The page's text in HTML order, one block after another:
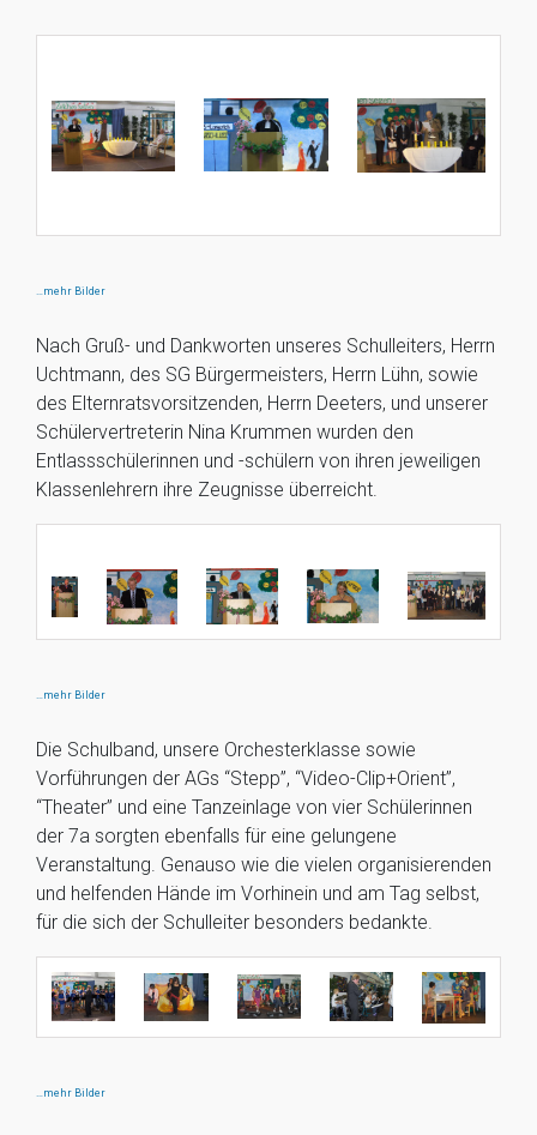
…mehr Bilder
Nach Gruß- und Dankworten unseres Schulleiters, Herrn
Uchtmann, des SG Bürgermeisters, Herrn Lühn, sowie
des Elternratsvorsitzenden, Herrn Deeters, und unserer
Schülervertreterin Nina Krummen wurden den
Entlassschülerinnen und -schülern von ihren jeweiligen
Klassenlehrern ihre Zeugnisse überreicht.
…mehr Bilder
Die Schulband, unsere Orchesterklasse sowie
Vorführungen der AGs “Stepp”, “Video-Clip+Orient”,
“Theater” und eine Tanzeinlage von vier Schülerinnen
der 7a sorgten ebenfalls für eine gelungene
Veranstaltung. Genauso wie die vielen organisierenden
und helfenden Hände im Vorhinein und am Tag selbst,
für die sich der Schulleiter besonders bedankte.
…mehr Bilder